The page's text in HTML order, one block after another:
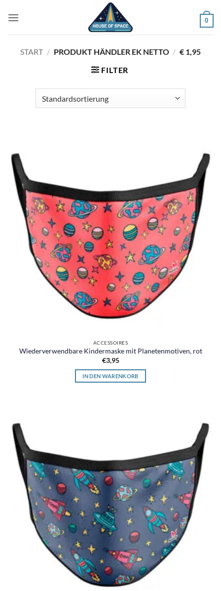
Inhalt
0
START / PRODUKT HÄNDLER EK NETTO / € 1,95
FILTER
ACCESSOIRES
Wiederverwendbare Kindermaske mit Planetenmotiven, rot
€3,95
IN DEN WARENKORB